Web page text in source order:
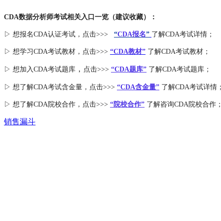
CDA数据分析师考试相关入口一览（建议收藏）：
▷ 想报名CDA认证考试，点击>>> “CDA报名” 了解CDA考试详情；
▷ 想学习CDA考试教材，点击>>> “CDA教材” 了解CDA考试教材；
▷ 想加入CDA考试题库 ， 点击>>> “CDA题库” 了解CDA考试题库；
▷ 想了解CDA考试含金量 ，点击>>> “CDA含金量” 了解CDA考试详情
▷ 想了解CDA院校合作 ，点击>>> “院校合作” 了解咨询CDA院校合作
销售漏斗